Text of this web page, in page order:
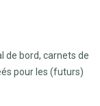
de bord, carnets de
pour les (futurs)